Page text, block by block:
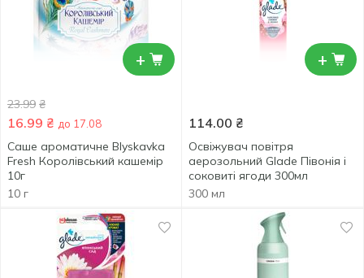
+
23.99 ₴
16.99 ₴ до 17.08
Саше ароматичне Blyskavka
Fresh Королівський кашемір
10г
10 г
+
114.00 ₴
Освіжувач повітря
аерозольний Glade Півонія і
соковиті ягоди 300мл
300 мл